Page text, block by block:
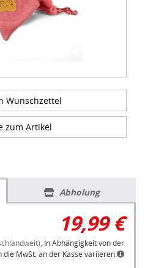
Wunschzettel
zum Artikel
Abholung
19,99 €
In Abhängigkeit von der
die MwSt. an der Kasse variieren.